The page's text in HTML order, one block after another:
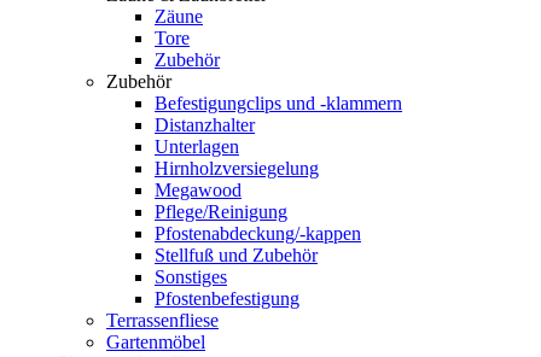
Zäune
Tore
Zubehör
Zubehör
Befestigungclips und -klammern
Distanzhalter
Unterlagen
Hirnholzversiegelung
Megawood
Pflege/Reinigung
Pfostenabdeckung/-kappen
Stellfuß und Zubehör
Sonstiges
Pfostenbefestigung
Terrassenfliese
Gartenmöbel